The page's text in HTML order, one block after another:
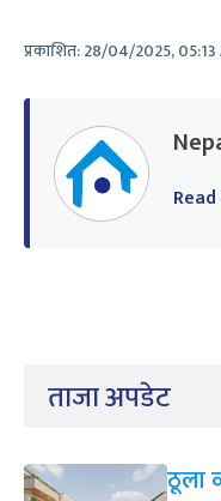
प्रकाशित:28/04/2025, 05:13
ताजा अपडेट
ठूला